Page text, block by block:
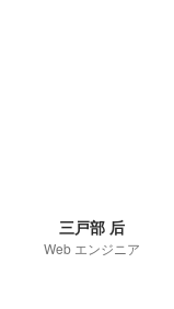
三戸部 后
Web エンジニア